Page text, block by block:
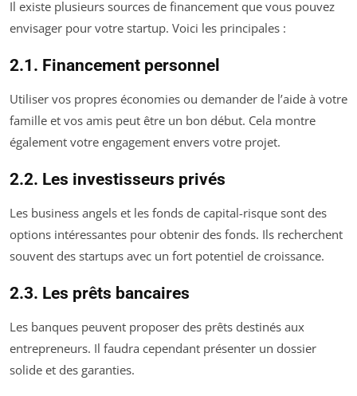
Il existe plusieurs sources de financement que vous pouvez
envisager pour votre startup. Voici les principales :
2.1. Financement personnel
Utiliser vos propres économies ou demander de l’aide à votre
famille et vos amis peut être un bon début. Cela montre
également votre engagement envers votre projet.
2.2. Les investisseurs privés
Les business angels et les fonds de capital-risque sont des
options intéressantes pour obtenir des fonds. Ils recherchent
souvent des startups avec un fort potentiel de croissance.
2.3. Les prêts bancaires
Les banques peuvent proposer des prêts destinés aux
entrepreneurs. Il faudra cependant présenter un dossier
solide et des garanties.